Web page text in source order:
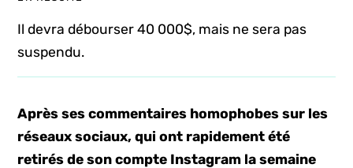
Il devra débourser 40 000$, mais ne sera pas
suspendu.
Après ses commentaires homophobes sur les
réseaux sociaux, qui ont rapidement été
retirés de son compte Instagram la semaine